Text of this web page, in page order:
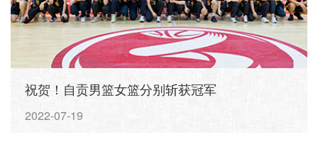
祝贺！自贡男篮女篮分别斩获冠军
2022-07-19